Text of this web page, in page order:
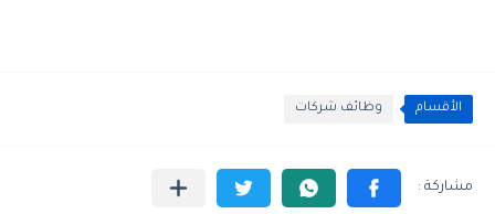
الأقسام وظائف شركات